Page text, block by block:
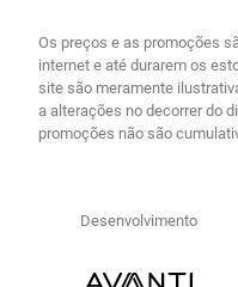
Os preços e as promoções
internet e até durarem os
site são meramente
a alterações no decorrer do
promoções não são
Desenvolvimento